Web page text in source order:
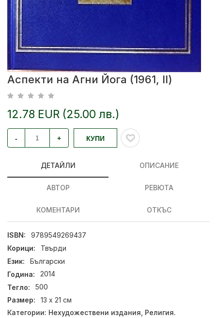
Аспекти на Агни Йога (1961, II)
12.78 EUR (25.00 лв.)
- + КУПИ
ДЕТАЙЛИ ОПИСАНИЕ
АВТОР РЕВЮТА
КОМЕНТАРИ ОТКЪС
ISBN:
9789549269437
Корици:
Твърди
Език:
Български
Година:
2014
Тегло:
500
Размер:
13 х 21 см
Категории: Нехудожествени издания Религия.